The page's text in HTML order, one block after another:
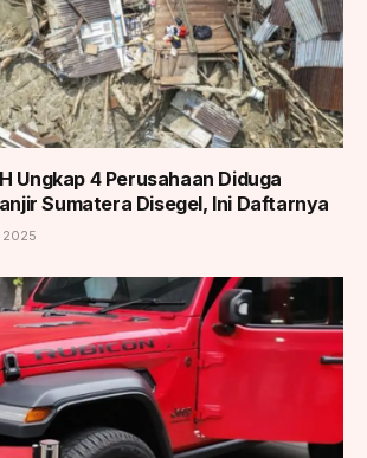
Ungkap 4 Perusahaan Diduga
Sumatera Disegel, Ini Daftarnya
2025